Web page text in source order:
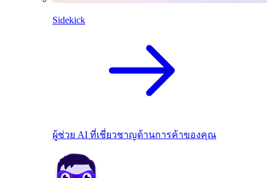
Sidekick
ผู้ช่วย AI ที่เชี่ยวชาญด้านการค้าของคุณ